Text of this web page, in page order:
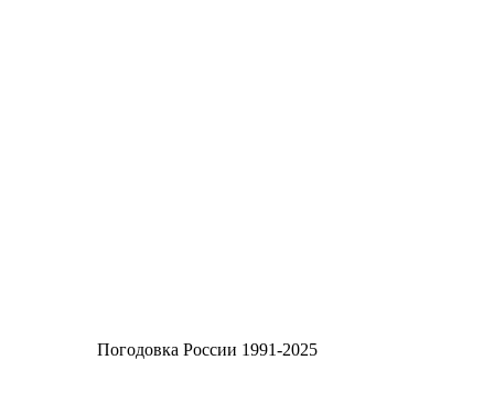
Погодовка России 1991-2025